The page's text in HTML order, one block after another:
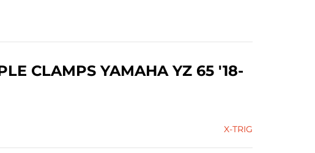
CLAMPS YAMAHA YZ 65 '18-
X-TRIG